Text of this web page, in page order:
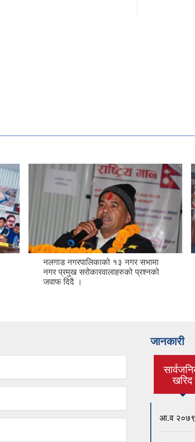
नलगाड नगरपालिकाको १३ नगर सभामा
नगर प्रमुख सरोकारवालाहरुको प्रश्नको
जवाफ दिदै ।
जानकारी
खरिद
(active
आ.व